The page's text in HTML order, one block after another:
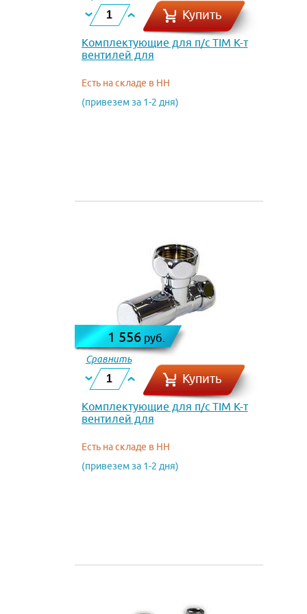
Купить
Комплектующие для п/с TIM К-т
вентилей для
КРУГ 1/2 х 3/4
Есть на складе в НН
(привезем за 1-2 дня)
1 556 руб.
Сравнить
Купить
Комплектующие для п/с TIM К-т
вентилей для
1/2
Есть на складе в НН
(привезем за 1-2 дня)